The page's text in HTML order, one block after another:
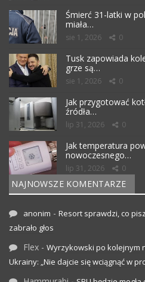
Śmierć 31-latki w
miała…
sie 1, 2026 0
Tusk zapowiada
grze są…
sie 1, 2026 0
Jak przygotować
źródła…
lip 31, 2026 0
Jak temperatura
nowoczesnego…
lip 31, 2026 0
NAJNOWSZE KOMENTARZE
anonim - Resort sprawdzi, co
zabrało głos
Flex - Wyrzykowski po kolejnym
Ukrainy: „Nie dajcie się wciągnąć w